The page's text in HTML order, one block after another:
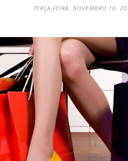
TERÇA-FEIRA, NOVEMBRO 10,